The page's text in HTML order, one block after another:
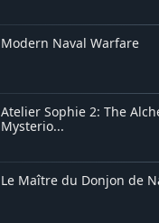
Modern Naval Warfare
Atelier Sophie 2: The
Mysterio...
Le Maître du Donjon de